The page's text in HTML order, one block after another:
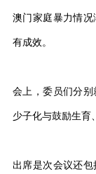
澳门家庭暴力情
有成效。
会上，委员们分
少子化与鼓励生育
出席是次会议还